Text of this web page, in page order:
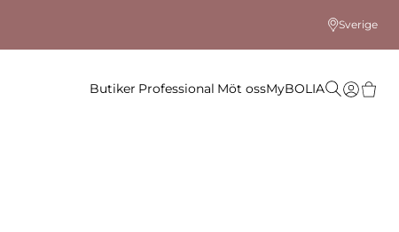
Sverige
Butiker Professional Möt ossMyBOLIA